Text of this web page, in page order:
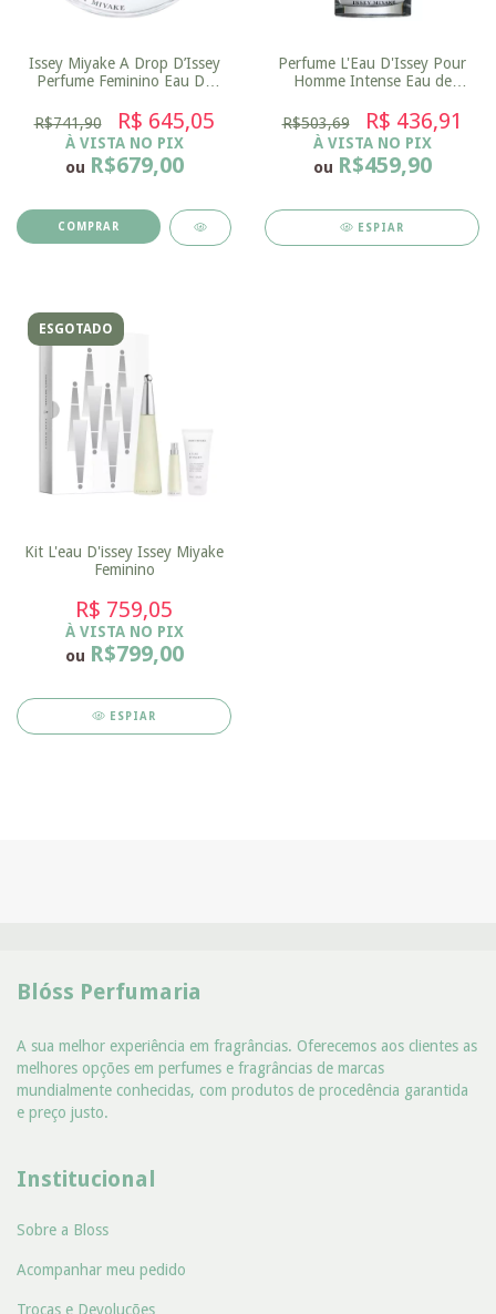
Issey Miyake A Drop D’Issey
Perfume Feminino Eau De
R$741,90
R$ 645,05
À VISTA NO PIX
ou R$679,00
COMPRAR
Perfume L'Eau D'Issey Pour
Homme Intense Eau de
Masculino
R$503,69 R$ 436,91
À VISTA NO PIX
ou R$459,90
ESPIAR
ESGOTADO
Kit L'eau D'issey Issey Miyake
Feminino
R$ 759,05
À VISTA NO PIX
ou R$799,00
ESPIAR
Blóss Perfumaria
A sua melhor experiência em fragrâncias. Oferecemos aos clientes as
melhores opções em perfumes e fragrâncias de marcas
mundialmente conhecidas, com produtos de procedência garantida
e preço justo.
Institucional
Sobre a Bloss
Acompanhar meu pedido
Trocas e Devoluções